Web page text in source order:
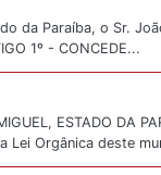
da Paraíba, o Sr.
1º - CONCEDE...
ESTADO DA
Lei Orgânica deste